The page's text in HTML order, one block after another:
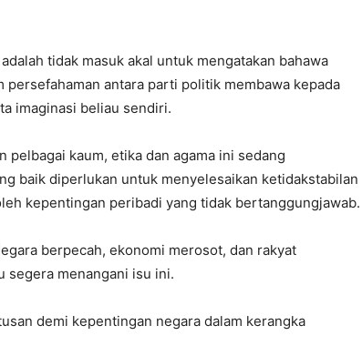
tidak masuk akal untuk mengatakan bahawa
antara parti politik membawa kepada
imaginasi beliau sendiri.
pelbagai kaum, etika dan agama ini sedang
baik diperlukan untuk menyelesaikan ketidakstabilan
kepentingan peribadi yang tidak bertanggungjawab.
berpecah, ekonomi merosot, dan rakyat
segera menangani isu ini.
demi kepentingan negara dalam kerangka